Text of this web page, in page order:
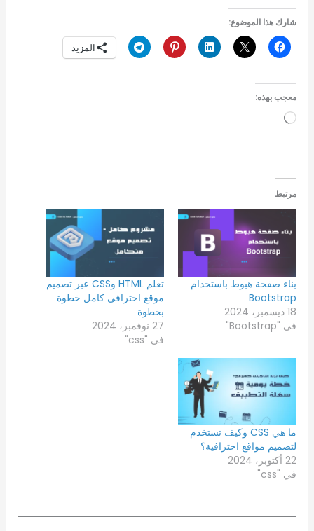
شارك هذا الموضوع:
المزيد
معجب بهذه:
جاري
مرتبط
بناء صفحة هبوط باستخدام
Bootstrap
18 ديسمبر، 2024
في "Bootstrap"
تعلم HTML وCSS عبر تصميم
موقع احترافي كامل خطوة
بخطوة
27 نوفمبر، 2024
في "css"
ما هي CSS وكيف تستخدم
لتصميم مواقع احترافية؟
22 أكتوبر، 2024
في "css"